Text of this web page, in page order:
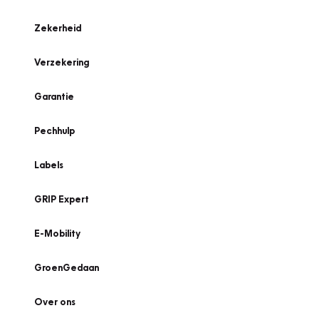
Zekerheid
Verzekering
Garantie
Pechhulp
Labels
GRIP Expert
E-Mobility
GroenGedaan
Over ons